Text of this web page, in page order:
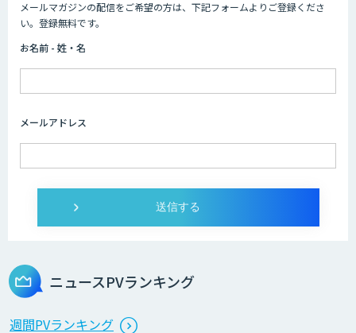
メールマガジンの配信をご希望の方は、下記フォームよりご登録くださ
い。登録無料です。
お名前 - 姓・名
メールアドレス
ニュースPVランキング
週間PVランキング